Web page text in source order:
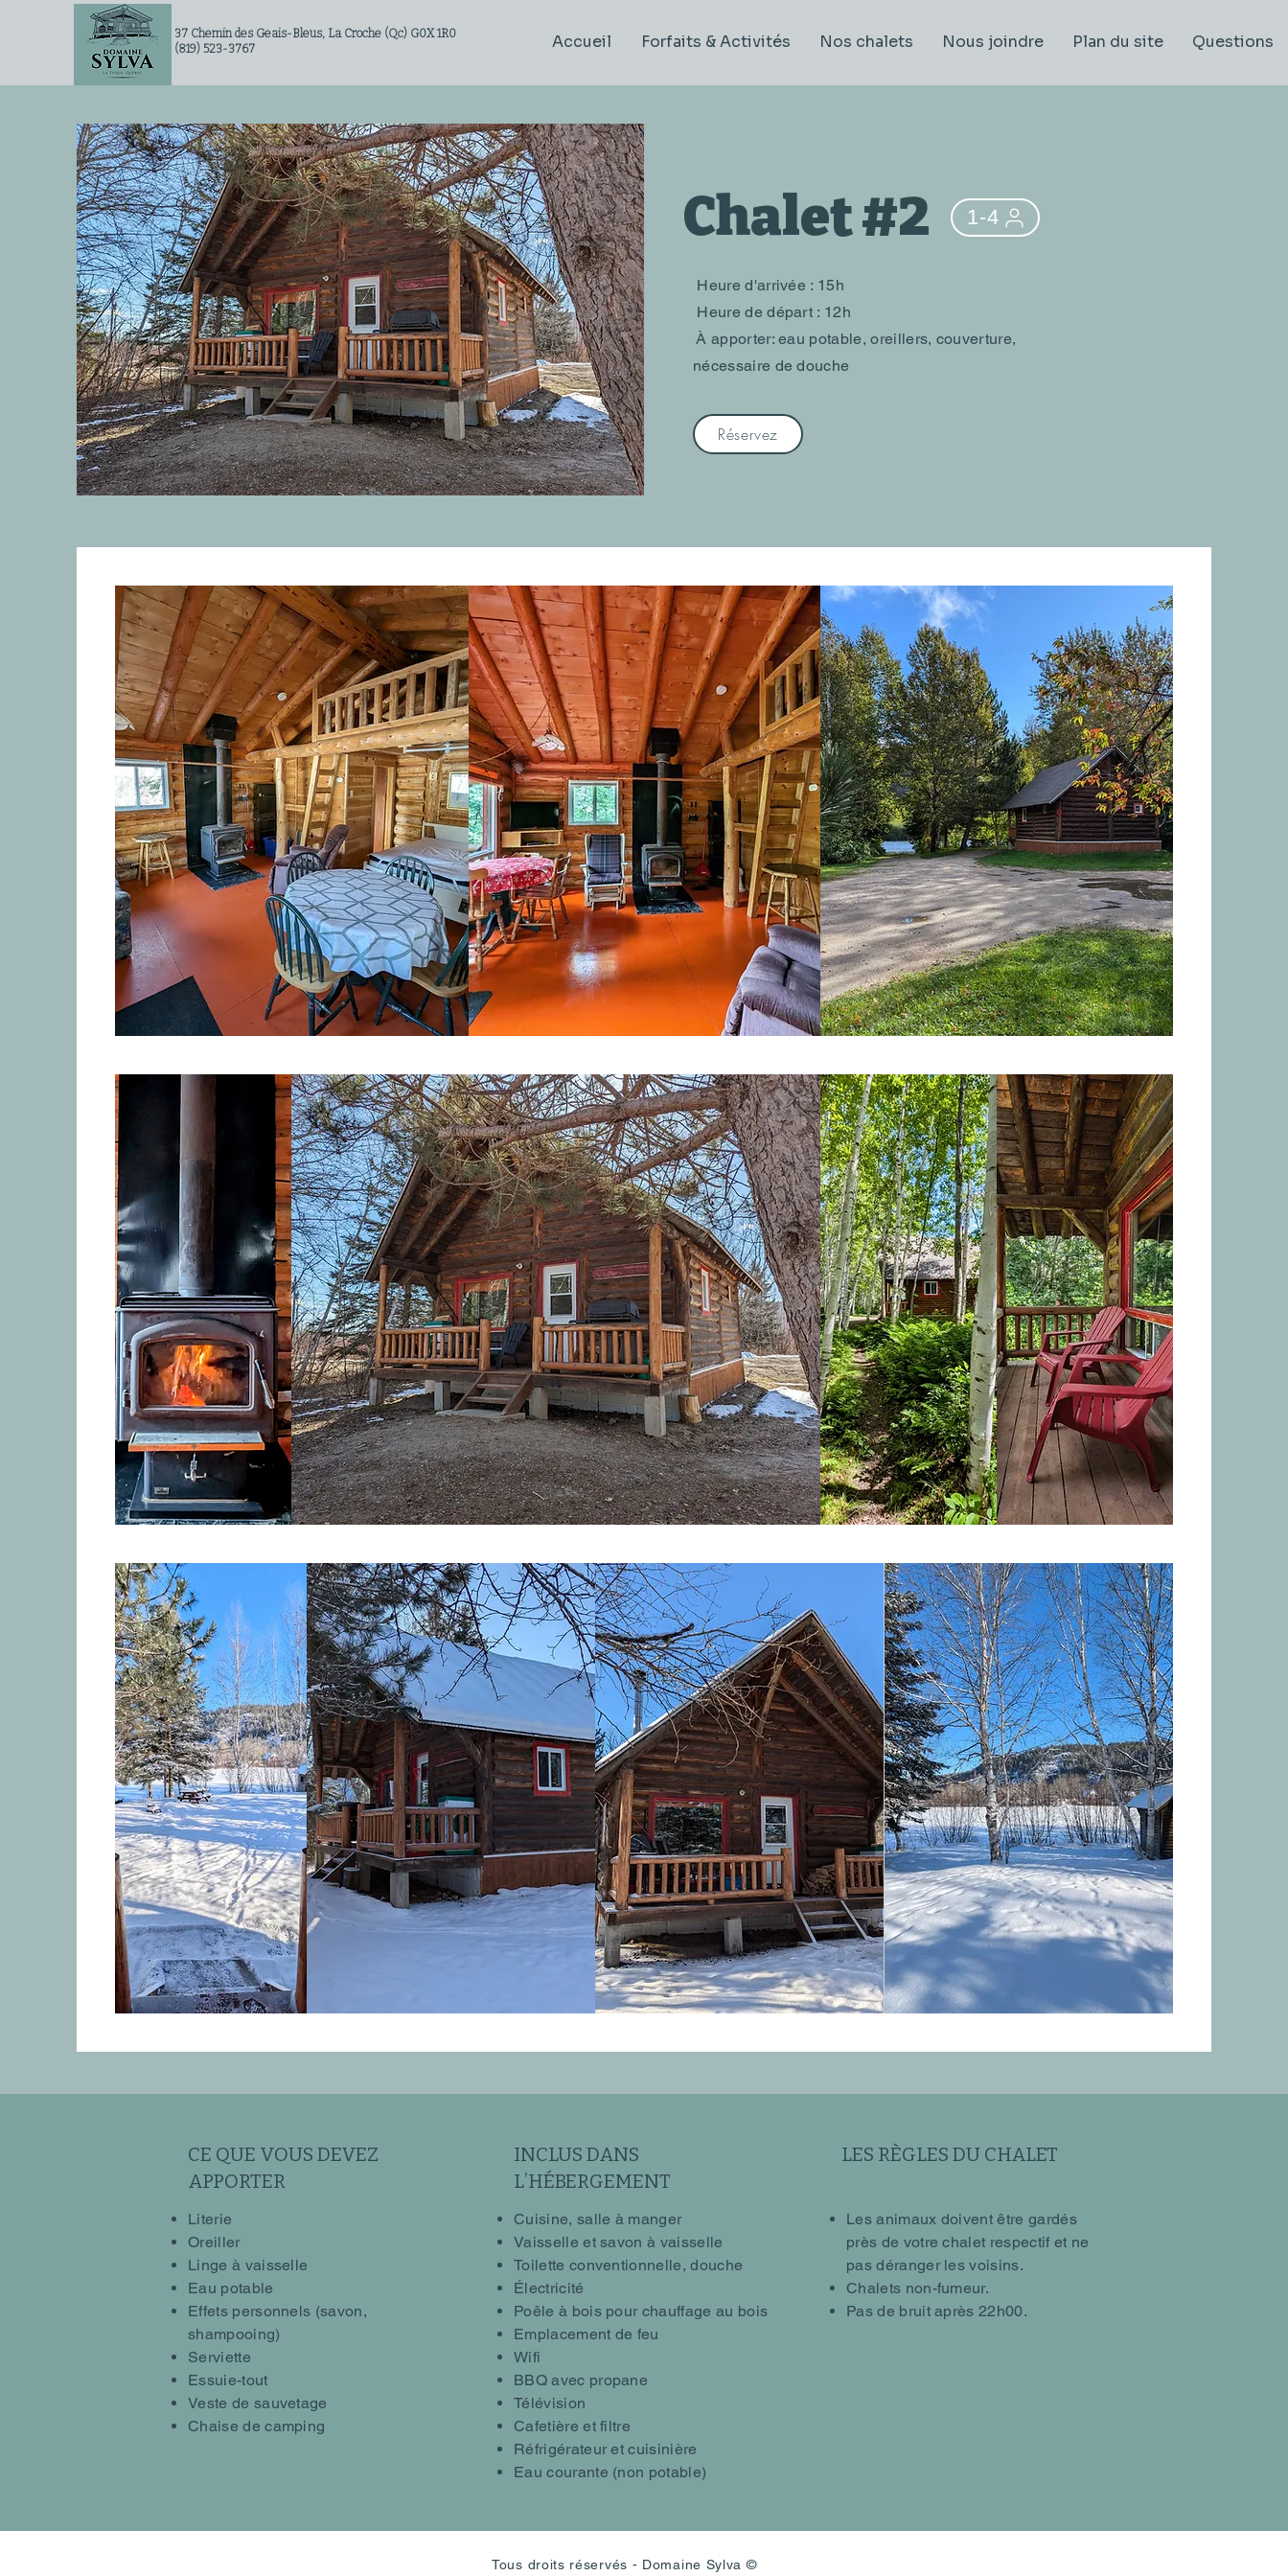
37 Chemin des Geais-Bleus, La Croche (Qc) G0X 1R0
(819) 523-3767
Accueil Forfaits & Activités Nos chalets Nous joindre Plan du site Questions
Chalet #2 1-4
Heure d'arrivée : 15h
Heure de départ : 12h
À apporter: eau potable, oreillers, couverture,
nécessaire de douche
Réservez
CE QUE VOUS DEVEZ
APPORTER
Literie
Oreiller
Linge à vaisselle
Eau potable
Effets personnels (savon,
shampooing)
Serviette
Essuie-tout
Veste de sauvetage
Chaise de camping
INCLUS DANS
L’HÉBERGEMENT
Cuisine, salle à manger
Vaisselle et savon à vaisselle
Toilette conventionnelle, douche
Électricité
Poêle à bois pour chauffage au bois
Emplacement de feu
Wifi
BBQ avec propane
Télévision
Cafetière et filtre
Réfrigérateur et cuisinière
Eau courante (non potable)
LES RÈGLES DU CHALET
Les animaux doivent être gardés
près de votre chalet respectif et ne
pas déranger les voisins.
Chalets non-fumeur.
Pas de bruit après 22h00.
Tous droits réservés - Domaine Sylva ©